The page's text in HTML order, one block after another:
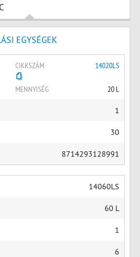
EGYSÉGEK
CIKKSZÁM 14020LS
MENNYISÉG 20 L
1
30
8714293128991
14060LS
60 L
1
6